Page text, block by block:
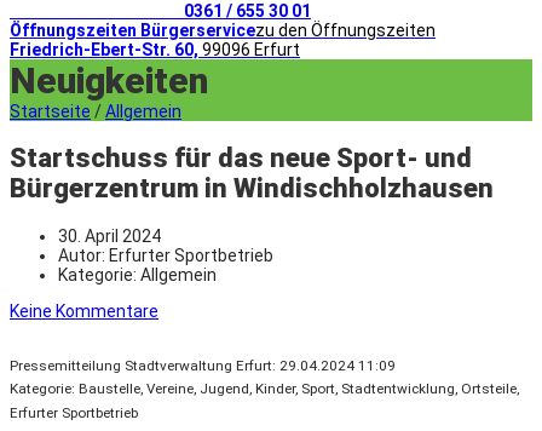
0361 / 655 30 01
Öffnungszeiten Bürgerservicezu den Öffnungszeiten
Friedrich-Ebert-Str. 60, 99096 Erfurt
Neuigkeiten
Startseite /Allgemein
Startschuss für das neue Sport- und
Bürgerzentrum in Windischholzhausen
30. April 2024
Autor: Erfurter Sportbetrieb
Kategorie: Allgemein
Keine Kommentare
Pressemitteilung Stadtverwaltung Erfurt: 29.04.2024 11:09
Kategorie: Baustelle, Vereine, Jugend, Kinder, Sport, Stadtentwicklung, Ortsteile,
Erfurter Sportbetrieb